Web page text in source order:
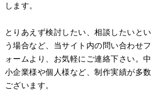
します。
とりあえず検討したい、相談したいとい
う場合など、当サイト内の問い合わせフ
ォームより、お気軽にご連絡下さい。中
小企業様や個人様など、制作実績が多数
ございます。